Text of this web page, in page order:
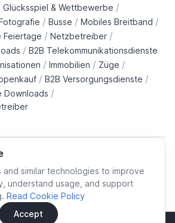
and similar technologies to improve
understand usage, and support
Read Cookie Policy
Accept
Glücksspiel & Wettbewerbe /
/ Busse / Mobiles Breitband /
Feiertage / Netzbetreiber /
/ B2B Telekommunikationsdienste
/ Immobilien / Züge /
/ B2B Versorgungsdienste /
Downloads /
Cookies preferences
Privacy policy
Terms and conditions